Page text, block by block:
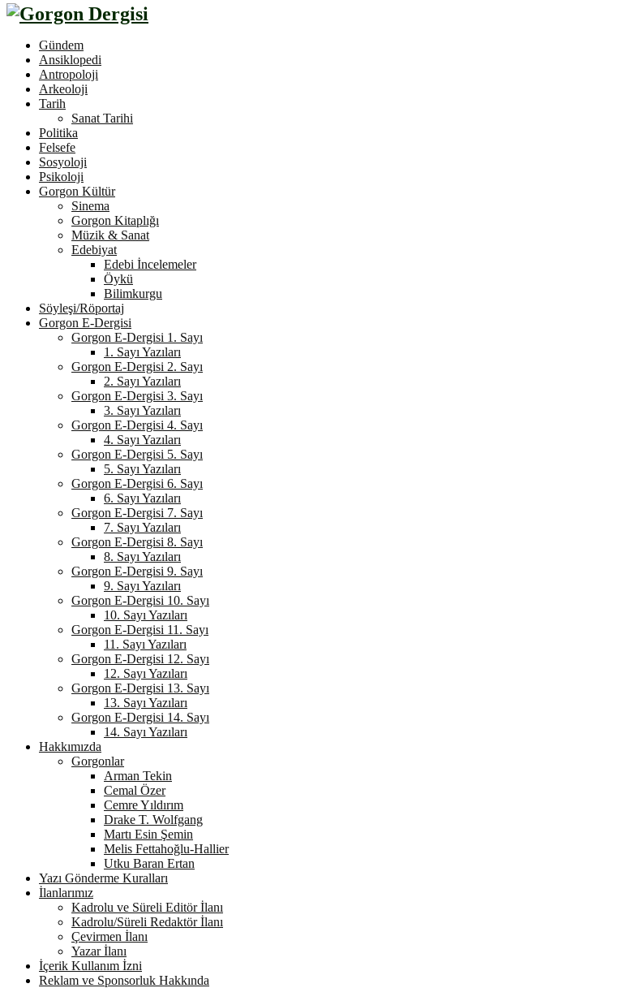
Gündem
Ansiklopedi
Antropoloji
Arkeoloji
Tarih
Sanat Tarihi
Politika
Felsefe
Sosyoloji
Psikoloji
Gorgon Kültür
Sinema
Gorgon Kitaplığı
Müzik & Sanat
Edebiyat
Edebi İncelemeler
Öykü
Bilimkurgu
Söyleşi/Röportaj
Gorgon E-Dergisi
Gorgon E-Dergisi 1. Sayı
1. Sayı Yazıları
Gorgon E-Dergisi 2. Sayı
2. Sayı Yazıları
Gorgon E-Dergisi 3. Sayı
3. Sayı Yazıları
Gorgon E-Dergisi 4. Sayı
4. Sayı Yazıları
Gorgon E-Dergisi 5. Sayı
5. Sayı Yazıları
Gorgon E-Dergisi 6. Sayı
6. Sayı Yazıları
Gorgon E-Dergisi 7. Sayı
7. Sayı Yazıları
Gorgon E-Dergisi 8. Sayı
8. Sayı Yazıları
Gorgon E-Dergisi 9. Sayı
9. Sayı Yazıları
Gorgon E-Dergisi 10. Sayı
10. Sayı Yazıları
Gorgon E-Dergisi 11. Sayı
11. Sayı Yazıları
Gorgon E-Dergisi 12. Sayı
12. Sayı Yazıları
Gorgon E-Dergisi 13. Sayı
13. Sayı Yazıları
Gorgon E-Dergisi 14. Sayı
14. Sayı Yazıları
Hakkımızda
Gorgonlar
Arman Tekin
Cemal Özer
Cemre Yıldırım
Drake T. Wolfgang
Martı Esin Şemin
Melis Fettahoğlu-Hallier
Utku Baran Ertan
Yazı Gönderme Kuralları
İlanlarımız
Kadrolu ve Süreli Editör İlanı
Kadrolu/Süreli Redaktör İlanı
Çevirmen İlanı
Yazar İlanı
İçerik Kullanım İzni
Reklam ve Sponsorluk Hakkında